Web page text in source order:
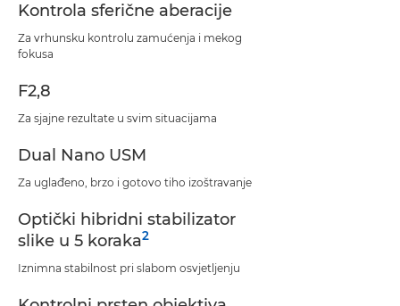
Kontrola sferične aberacije
Za vrhunsku kontrolu zamućenja i mekog
fokusa
F2,8
Za sjajne rezultate u svim situacijama
Dual Nano USM
Za uglađeno, brzo i gotovo tiho izoštravanje
Optički hibridni stabilizator
slike u 5 koraka2
Iznimna stabilnost pri slabom osvjetljenju